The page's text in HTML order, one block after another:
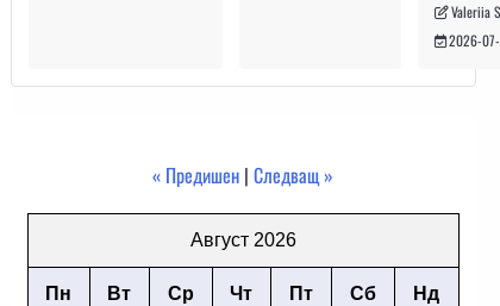
Valeriia
2026-
« Предишен |Следващ »
Август 2026
Пн Вт Ср Чт Пт Сб Нд